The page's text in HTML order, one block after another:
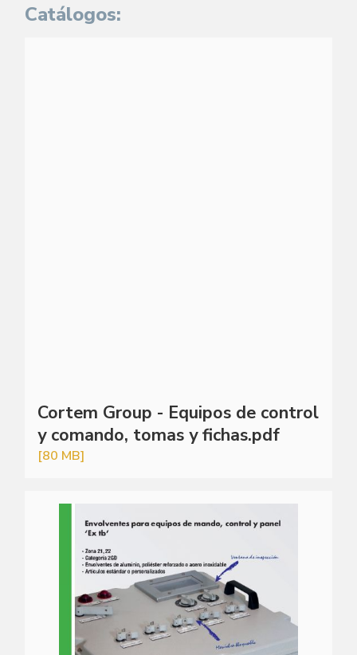
Catálogos:
Cortem Group - Equipos de control
y comando, tomas y fichas.pdf
[80 MB]